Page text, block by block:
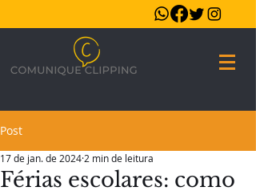
Post
Férias escolares: como
17 de jan. de 2024 2 min de leitura